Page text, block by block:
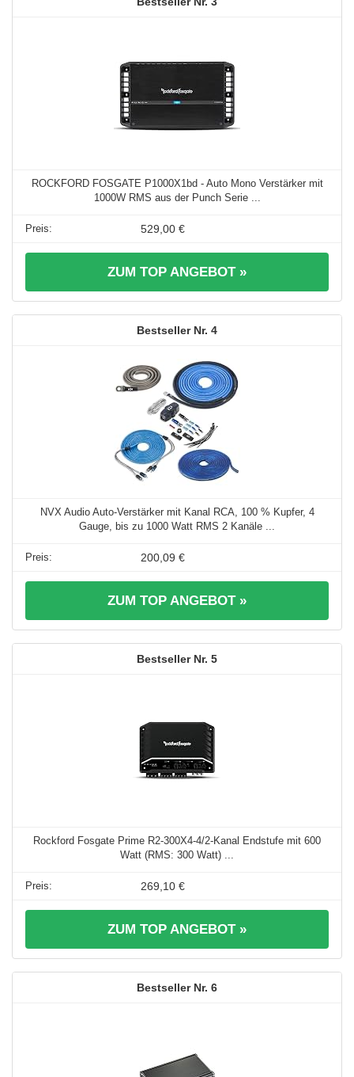
ROCKFORD FOSGATE P1000X1bd - Auto Mono Verstärker mit
1000W RMS aus der Punch Serie ...
529,00 €
ZUM TOP ANGEBOT »
4
NVX Audio Auto-Verstärker mit Kanal RCA, 100 % Kupfer, 4
Gauge, bis zu 1000 Watt RMS 2 Kanäle ...
200,09 €
ZUM TOP ANGEBOT »
5
Rockford Fosgate Prime R2-300X4-4/2-Kanal Endstufe mit 600
Watt (RMS: 300 Watt) ...
269,10 €
ZUM TOP ANGEBOT »
6